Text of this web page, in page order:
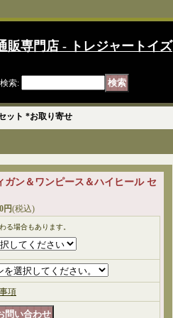
販専門店 - トレジャートイズ
索:
ット *お取り寄せ
ン＆ワンピース＆ハイヒール セ
円(税込)
る場合もあります。
項